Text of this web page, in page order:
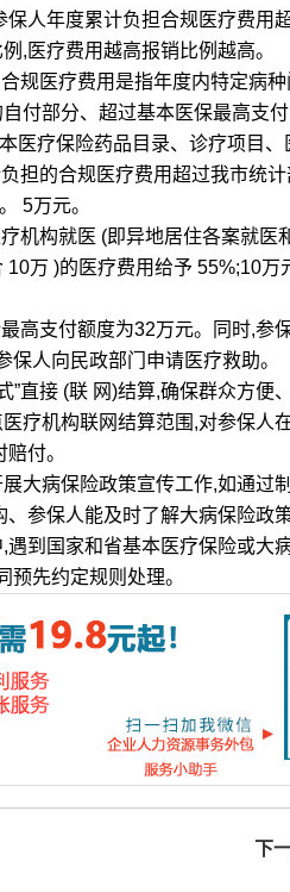
年度累计负担合规医疗费用
,医疗费用越高报销比例越高。
医疗费用是指年度内特定病种
付部分、超过基本医保最高支
医疗保险药品目录、诊疗项目、
的合规医疗费用超过我市统计
5万元。
构就医 (即异地居住各案就医
万 )的医疗费用给予 55%;10
支付额度为32万元。同时,参
人向民政部门申请医疗救助。
接 (联 网)结算,确保群众方便
疗机构联网结算范围,对参保人
付。
病保险政策宣传工作,如通过
参保人能及时了解大病保险政策
国家和省基本医疗保险或大
先约定规则处理。
下